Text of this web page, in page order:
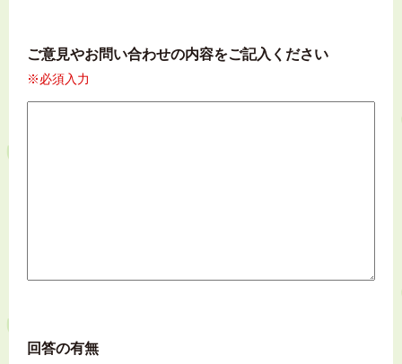
ご意見やお問い合わせの内容をご記入ください
※必須入力
回答の有無